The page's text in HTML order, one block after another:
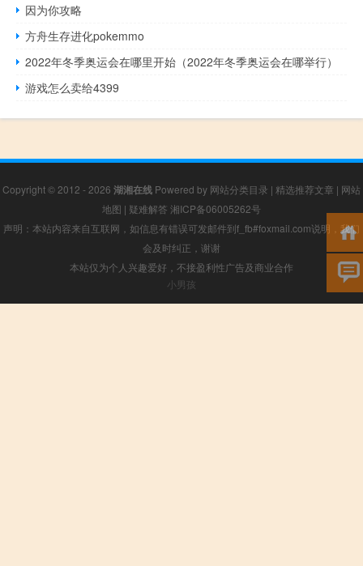
因为你攻略
方舟生存进化pokemmo
2022年冬季奥运会在哪里开始（2022年冬季奥运会在哪举行）
游戏怎么卖给4399
Copyright © 2012 - 2026 湖湘在线 Powered by 网站分类目录 | 精选推荐文章 | 网站
地图 | 疑难解答 湘ICP备06005262号
声明：本站内容来自互联网，如信息有错误可发邮件到f_fb#foxmail.com说明，我们
会及时纠正，谢谢
本站仅为个人兴趣爱好，不接盈利性广告及商业合作
小男孩